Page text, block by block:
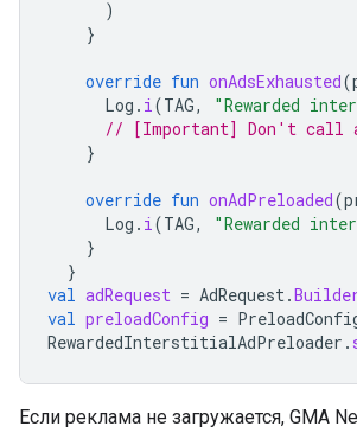
)
}
override fun onAdsExhausted(
Log . i(TAG,
"Rewarded
// [Important] Don't call
}
override fun onAdPreloaded(
Log . i(TAG,
"Rewarded
}
}
val adRequest = AdRequest.
val preloadConfig =
RewardedInterstitialAdPreloader .
Если реклама не загружается, GMA